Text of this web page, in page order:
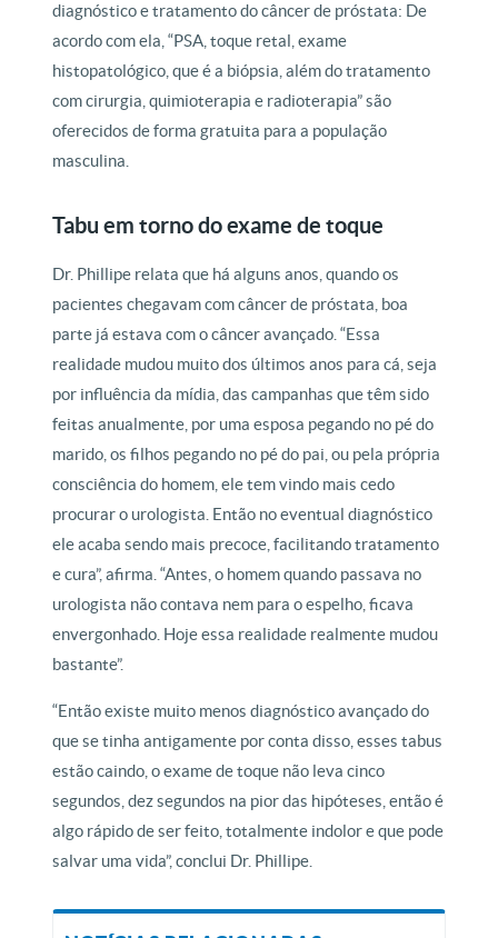
diagnóstico e tratamento do câncer de próstata: De
acordo com ela, “PSA, toque retal, exame
histopatológico, que é a biópsia, além do tratamento
com cirurgia, quimioterapia e radioterapia” são
oferecidos de forma gratuita para a população
masculina.
Tabu em torno do exame de toque
Dr. Phillipe relata que há alguns anos, quando os
pacientes chegavam com câncer de próstata, boa
parte já estava com o câncer avançado. “Essa
realidade mudou muito dos últimos anos para cá, seja
por influência da mídia, das campanhas que têm sido
feitas anualmente, por uma esposa pegando no pé do
marido, os filhos pegando no pé do pai, ou pela própria
consciência do homem, ele tem vindo mais cedo
procurar o urologista. Então no eventual diagnóstico
ele acaba sendo mais precoce, facilitando tratamento
e cura”, afirma. “Antes, o homem quando passava no
urologista não contava nem para o espelho, ficava
envergonhado. Hoje essa realidade realmente mudou
bastante”.
“Então existe muito menos diagnóstico avançado do
que se tinha antigamente por conta disso, esses tabus
estão caindo, o exame de toque não leva cinco
segundos, dez segundos na pior das hipóteses, então é
algo rápido de ser feito, totalmente indolor e que pode
salvar uma vida”, conclui Dr. Phillipe.